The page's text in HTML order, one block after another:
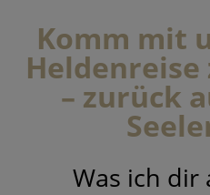
Komm mit
– zurück
Was ich dir